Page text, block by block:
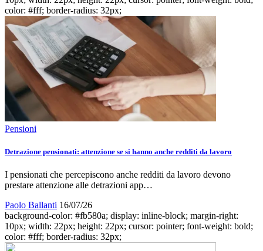
color: #fff; border-radius: 32px;
Pensioni
Detrazione pensionati: attenzione se si hanno anche redditi da lavoro
I pensionati che percepiscono anche redditi da lavoro devono
prestare attenzione alle detrazioni app…
Paolo Ballanti 16/07/26
background-color: #fb580a; display: inline-block; margin-right:
10px; width: 22px; height: 22px; cursor: pointer; font-weight: bold;
color: #fff; border-radius: 32px;